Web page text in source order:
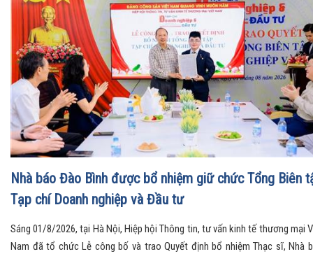
quyết Hội nghị Trung ương 3
Tin tức, sự kiện
Chủ tịch UBND tỉnh Thanh Hóa được điều động, bổ
giữ chức Thứ trưởng thường trực Bộ Dân tộc và Tôn giáo
Tin tức, sự kiện
Luật Thương mại điện tử (kỳ 3): Chuẩn hóa Livestream,
thị liên kết và quản lý thông minh trong kỷ nguyên số
Tin tức, sự kiện
Nhà báo Đào Bình được bổ nhiệm giữ chức Tổng Biên
Tạp chí Doanh nghiệp và Đầu tư
Sáng 01/8/2026, tại Hà Nội, Hiệp hội Thông tin, tư vấn kinh tế thương mại
Nam đã tổ chức Lễ công bố và trao Quyết định bổ nhiệm Thạc sĩ, Nhà